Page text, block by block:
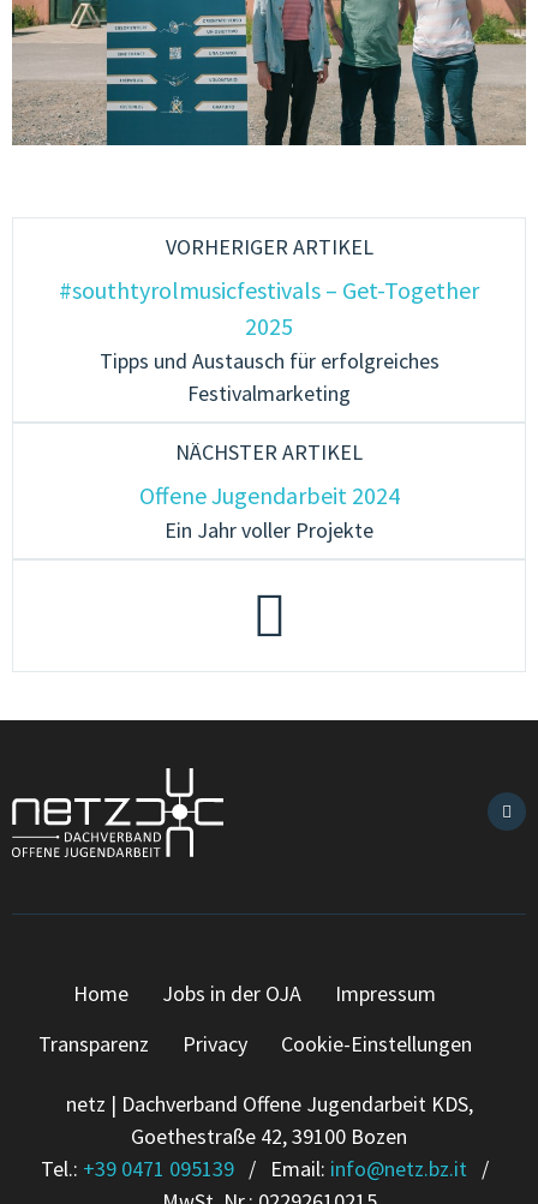
VORHERIGER ARTIKEL
#southtyrolmusicfestivals – Get-Together
2025
Tipps und Austausch für erfolgreiches
Festivalmarketing
NÄCHSTER ARTIKEL
Offene Jugendarbeit 2024
Ein Jahr voller Projekte
Home Jobs in der OJA
Impressum
Transparenz
Privacy Cookie-Einstellungen
netz | Dachverband Offene Jugendarbeit KDS,
Goethestraße 42, 39100 Bozen
Tel.: +39 0471 095139/ Email: info@netz.bz.it /